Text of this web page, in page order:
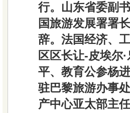
行。山东省委副
国旅游发展署署
辞。法国经济、
区区长让-皮埃尔
平、教育公参杨
驻巴黎旅游办事
产中心亚太部主